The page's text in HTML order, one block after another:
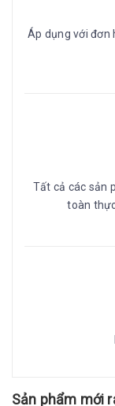
Áp dụng với đơn
Tất cả các sản
toàn
Sản phẩm mới